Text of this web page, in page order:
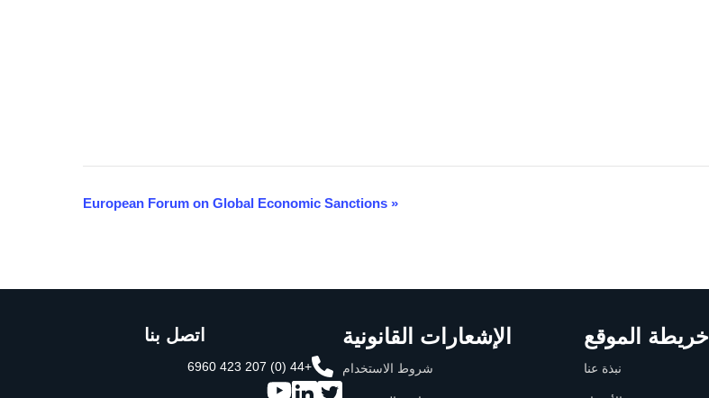
«
خريطة الموقع
نبذة عنا
الإشعارات القانونية
شروط الاستخدام
اتصل بنا
+44 (0) 207 423 6960